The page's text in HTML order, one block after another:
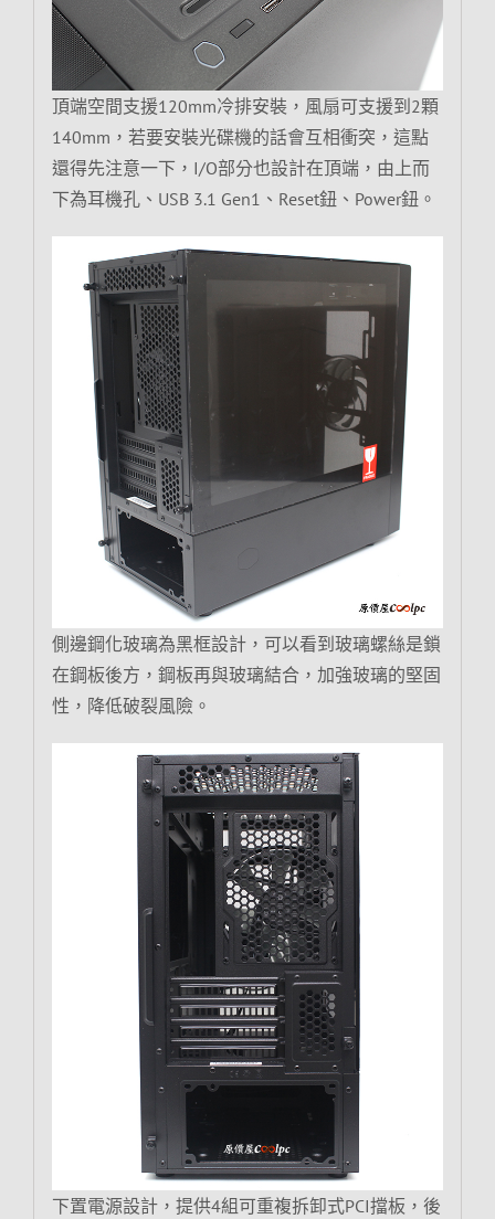
頂端空間支援120mm冷排安裝，風扇可支援到2顆
140mm，若要安裝光碟機的話會互相衝突，這點
還得先注意一下，I/O部分也設計在頂端，由上而
下為耳機孔、USB 3.1 Gen1、Reset鈕、Power鈕。
側邊鋼化玻璃為黑框設計，可以看到玻璃螺絲是鎖
在鋼板後方，鋼板再與玻璃結合，加強玻璃的堅固
性，降低破裂風險。
下置電源設計，提供4組可重複拆卸式PCI擋板，後